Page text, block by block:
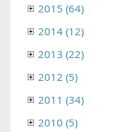
2015 (64)
2014 (12)
2013 (22)
2012 (5)
2011 (34)
2010 (5)